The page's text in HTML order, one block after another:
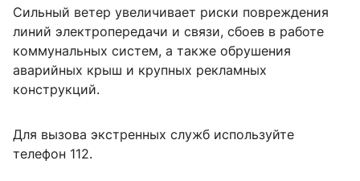
Сильный ветер увеличивает риски повреждения
линий электропередачи и связи, сбоев в работе
коммунальных систем, а также обрушения
аварийных крыш и крупных рекламных
конструкций.
Для вызова экстренных служб используйте
телефон 112.